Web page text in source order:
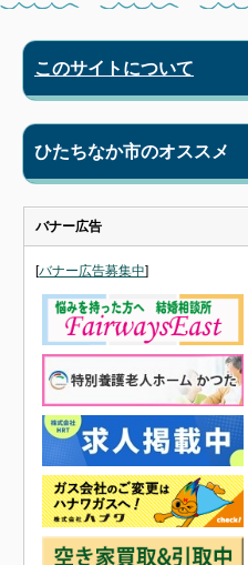
このサイトについて
ひたちなか市のオススメ
バナー広告
[バナー広告募集中]